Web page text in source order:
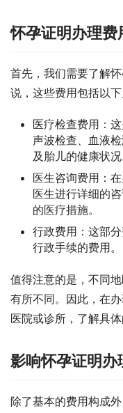
怀孕证明办理费
首先，我们需要了解
说，这些费用包括以下
医疗检查费用：
声波检查、血液
及胎儿的健康状况
医生咨询费用：
医生进行详细的
的医疗措施。
行政费用：这部
行政手续的费用。
值得注意的是，不同
有所不同。因此，在
医院或诊所，了解具体
影响怀孕证明办
除了基本的费用构成